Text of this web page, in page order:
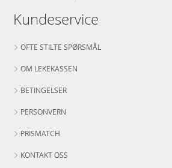
Kundeservice
OFTE STILTE SPØRSMÅL
OM LEKEKASSEN
BETINGELSER
PERSONVERN
PRISMATCH
KONTAKT OSS